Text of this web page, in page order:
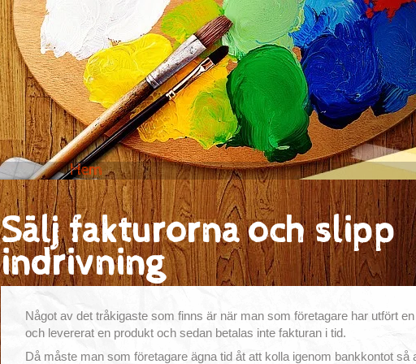
Hem
Sälj fakturorna och slipp
indrivning
Något av det tråkigaste som finns är när man som företagare har utfört
och levererat en produkt och sedan betalas inte fakturan i tid.
Då måste man som företagare ägna tid åt att kolla igenom bankkontot så